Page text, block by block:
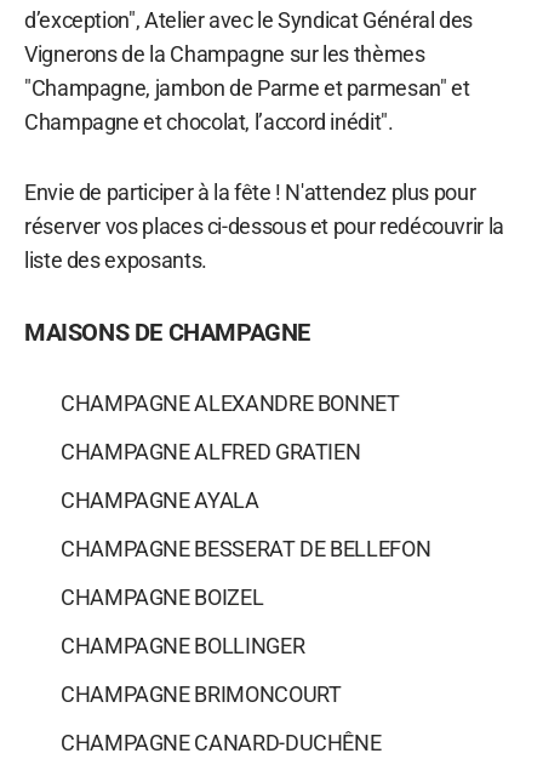
d’exception", Atelier avec le Syndicat Général des
Vignerons de la Champagne sur les thèmes
"Champagne, jambon de Parme et parmesan" et
Champagne et chocolat, l’accord inédit".
Envie de participer à la fête ! N'attendez plus pour
réserver vos places ci-dessous et pour redécouvrir la
liste des exposants.
MAISONS DE CHAMPAGNE
CHAMPAGNE ALEXANDRE BONNET
CHAMPAGNE ALFRED GRATIEN
CHAMPAGNE AYALA
CHAMPAGNE BESSERAT DE BELLEFON
CHAMPAGNE BOIZEL
CHAMPAGNE BOLLINGER
CHAMPAGNE BRIMONCOURT
CHAMPAGNE CANARD-DUCHÊNE